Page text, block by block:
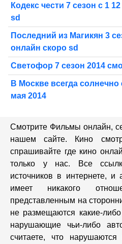
Кодекс чести 7 сезон с 1
sd
Последний из Магикян 3
онлайн скоро sd
Светофор 7 сезон 2014
В Москве всегда
мая 2014
Смотрите Фильмы онлайн,
нашем сайте. Кино
спрашивайте где кино
только у нас. Все
источников в интернете, и
имеет никакого
представленным на
не размещаются какие-
нарушающие чьи-либо
считаете, что